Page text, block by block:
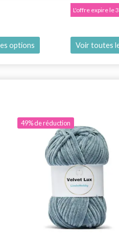
options
L'offre expire le
Voir toutes
49% de réduction